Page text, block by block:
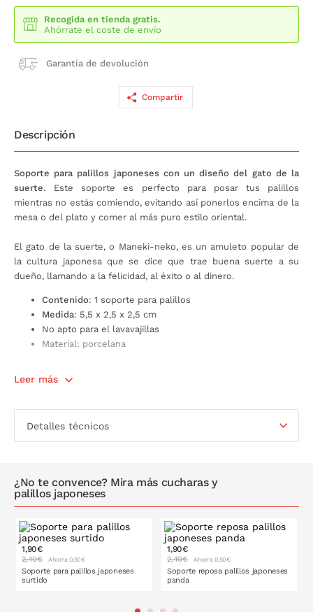
Recogida en tienda gratis.
Ahórrate el coste de envío
Garantía de devolución
Compartir
Descripción
Soporte para palillos japoneses con un diseño del gato de la
suerte. Este soporte es perfecto para posar tus palillos
mientras no estás comiendo, evitando así ponerlos encima de la
mesa o del plato y comer al más puro estilo oriental.
El gato de la suerte, o Maneki-neko, es un amuleto popular de
la cultura japonesa que se dice que trae buena suerte a su
dueño, llamando a la felicidad, al éxito o al dinero.
Contenido: 1 soporte para palillos
Medida: 5,5 x 2,5 x 2,5 cm
No apto para el lavavajillas
Material: porcelana
diseños de gatos de la suerte diferentes. Si deseas algún
pedido.
Leer más
Detalles técnicos
¿No te convence? Mira más cucharas y
palillos japoneses
1,90€
2,40€ Ahorra 0,50€
Soporte para palillos japoneses
surtido
1,90€
2,40€ Ahorra 0,50€
Soporte reposa palillos japoneses
panda